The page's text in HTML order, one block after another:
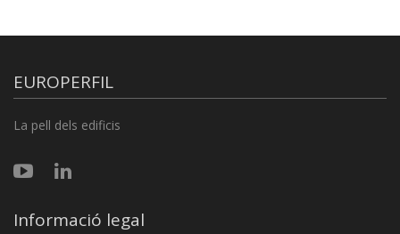
EUROPERFIL
La pell dels edificis
Informació legal